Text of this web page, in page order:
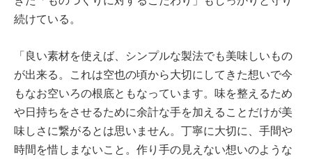
続けている。
「良い素材を使えば、シンプルな製法でも美味しいもの
が出来る。これは空也の頃から大切にしてきた想いで今
もなお空いろの根底ともなっています。味を整えるため
や日持ちをさせるために余計な手を加えることだけが美
味しさに繋がるとは思いません。丁寧に大切に、手間や
時間を惜しまないこと。作り手の見えない想いのような